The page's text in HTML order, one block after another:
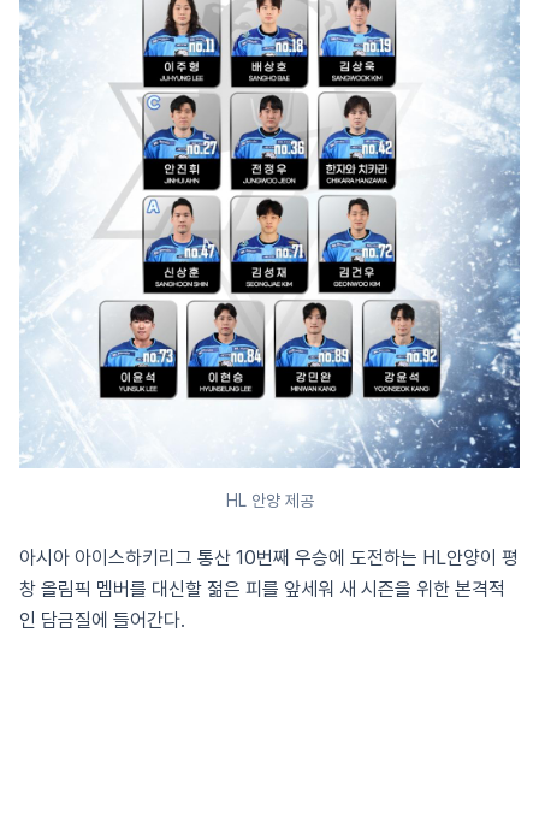
HL 안양 제공
아시아 아이스하키리그 통산 10번째 우승에 도전하는 HL안양이 평
창 올림픽 멤버를 대신할 젊은 피를 앞세워 새 시즌을 위한 본격적
인 담금질에 들어간다.